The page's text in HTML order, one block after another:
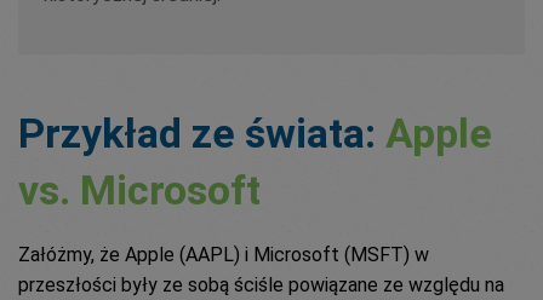
Przykład ze świata: Apple
vs. Microsoft
Załóżmy, że Apple (AAPL) i Microsoft (MSFT) w
przeszłości były ze sobą ściśle powiązane ze względu na